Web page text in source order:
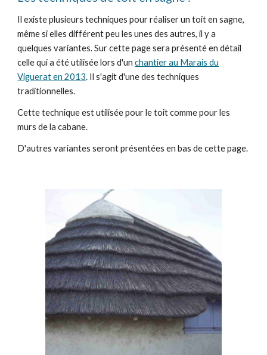
Il existe plusieurs techniques pour réaliser un toit en sagne,
même si elles différent peu les unes des autres, il y a
quelques variantes. Sur cette page sera présenté en détail
celle qui a été utilisée lors d'unchantier au Marais du
Viguerat en 2013. Il s'agit d'une des techniques
traditionnelles.
Cette technique est utilisée pour le toit comme pour les
murs de la cabane.
D'autres variantes seront présentées en bas de cette page.